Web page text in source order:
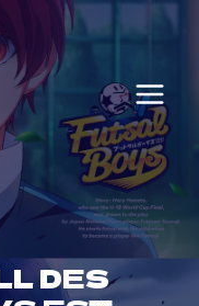
DES